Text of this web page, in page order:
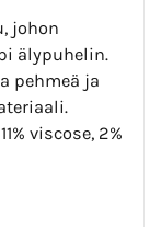
johon
älypuhelin.
pehmeä ja
viscose, 2%